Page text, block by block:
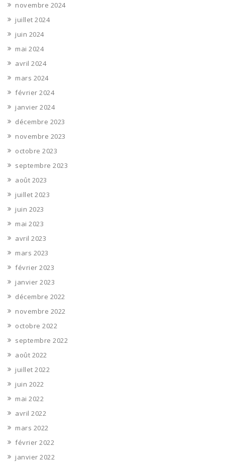
novembre 2024
juillet 2024
juin 2024
mai 2024
avril 2024
mars 2024
février 2024
janvier 2024
décembre 2023
novembre 2023
octobre 2023
septembre 2023
août 2023
juillet 2023
juin 2023
mai 2023
avril 2023
mars 2023
février 2023
janvier 2023
décembre 2022
novembre 2022
octobre 2022
septembre 2022
août 2022
juillet 2022
juin 2022
mai 2022
avril 2022
mars 2022
février 2022
janvier 2022